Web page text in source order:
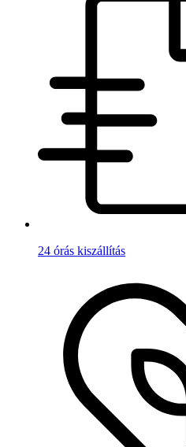
24 órás kiszállítás